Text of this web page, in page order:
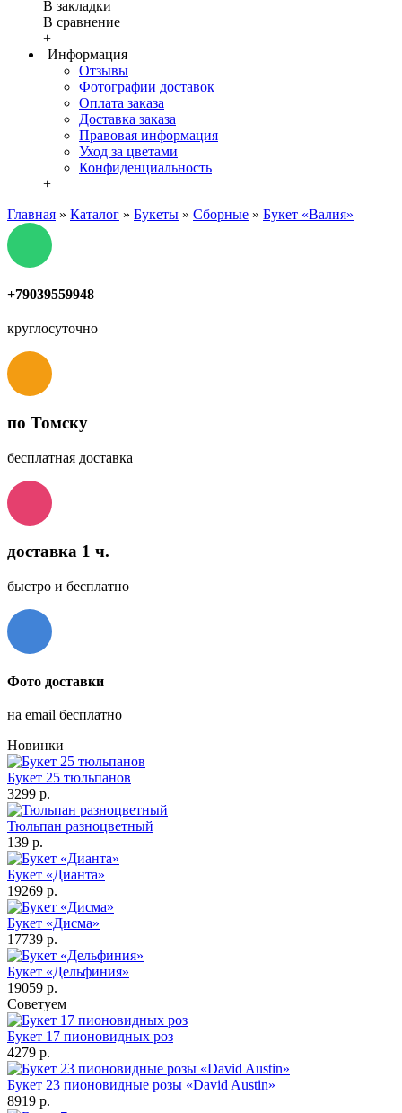
В закладки
В сравнение
+
Информация
Отзывы
Фотографии доставок
Оплата заказа
Доставка заказа
Правовая информация
Уход за цветами
Конфиденциальность
+
Главная » Каталог » Букеты » Сборные » Букет «Валия»
+79039559948
круглосуточно
по Томску
бесплатная доставка
доставка 1 ч.
быстро и бесплатно
Фото доставки
на email бесплатно
Новинки
Букет 25 тюльпанов
3299 р.
Тюльпан разноцветный
139 р.
Букет «Дианта»
19269 р.
Букет «Дисма»
17739 р.
Букет «Дельфиния»
19059 р.
Советуем
Букет 17 пионовидных роз
4279 р.
Букет 23 пионовидные розы «David Austin»
8919 р.